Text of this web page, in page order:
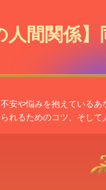
人間関係
安や悩みを抱えている
れるためのコツ、そし